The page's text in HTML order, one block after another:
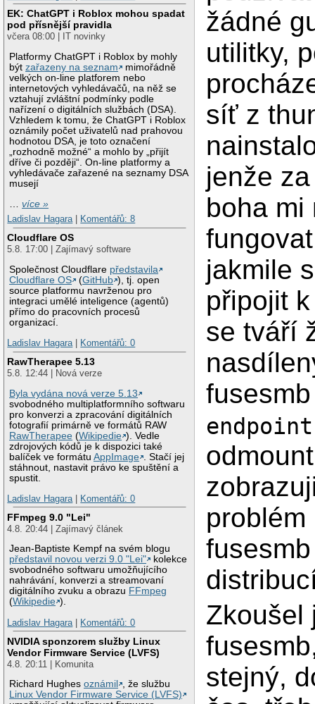
EK: ChatGPT i Roblox mohou spadat
pod přísnější pravidla
včera 08:00 | IT novinky
Platformy ChatGPT i Roblox by mohly
býtzařazeny na seznam
mimořádně
velkých on-line platforem nebo
internetových vyhledávačů, na něž se
vztahují zvláštní podmínky podle
nařízení o digitálních službách (DSA).
Vzhledem k tomu, že ChatGPT i Roblox
oznámily počet uživatelů nad prahovou
hodnotou DSA, je toto označení
„rozhodně možné“ a mohlo by „přijít
dříve či později“. On-line platformy a
vyhledávače zařazené na seznamy DSA
musejí
…více »
Ladislav Hagara| Komentářů: 8
Cloudflare OS
5.8. 17:00 | Zajímavý software
Společnost Cloudflare představila
Cloudflare OS
(GitHub ), tj. open
source platformu navrženou pro
integraci umělé inteligence (agentů)
přímo do pracovních procesů
organizací.
Ladislav Hagara| Komentářů: 0
RawTherapee 5.13
5.8. 12:44 | Nová verze
Byla vydána nová verze 5.13
svobodného multiplatformního softwaru
pro konverzi a zpracování digitálních
fotografií primárně ve formátů RAW
RawTherapee (Wikipedie ). Vedle
zdrojových kódů je k dispozici také
balíček ve formátuAppImage
. Stačí jej
stáhnout, nastavit právo ke spuštění a
spustit.
Ladislav Hagara| Komentářů: 0
FFmpeg 9.0 "Lei"
4.8. 20:44 | Zajímavý článek
Jean-Baptiste Kempf na svém blogu
představil novou verzi 9.0 "Lei"
kolekce
svobodného softwaru umožňujícího
nahrávání, konverzi a streamovaní
digitálního zvuku a obrazu FFmpeg
(Wikipedie ).
Ladislav Hagara| Komentářů: 0
NVIDIA sponzorem služby Linux
Vendor Firmware Service (LVFS)
4.8. 20:11 | Komunita
Richard Hughesoznámil
, že službu
Linux Vendor Firmware Service (LVFS)
žádné
utilitky,
síť z
jenže
boha mi
jakmile
připojit
se tváří
Zkoušel
stejný,